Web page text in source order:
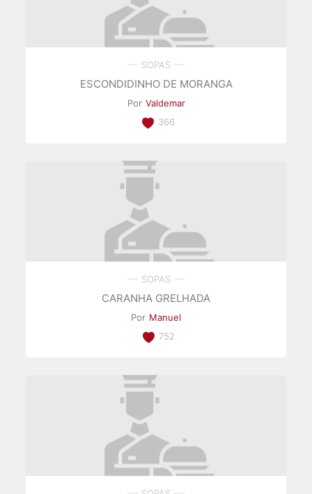
SOPAS
ESCONDIDINHO DE MORANGA
Por Valdemar
366
SOPAS
CARANHA GRELHADA
Por Manuel
752